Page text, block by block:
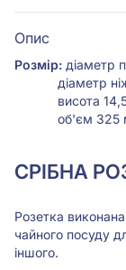
Опис
Розмір: діаметр
діаметр
висота 14,5
об'єм 325
СРІБНА
Розетка
чайного посуду
іншого.